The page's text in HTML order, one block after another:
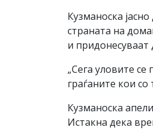
Кузманоска
страната на
и
„Сега уловите
граѓаните кои
Кузманоска
Истакна дека